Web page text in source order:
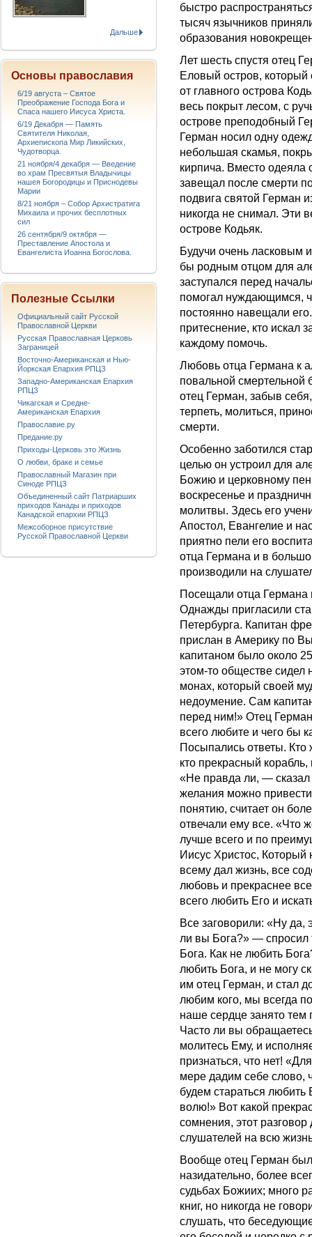
быстро
тысяч язычников
образования
Лет шесть спустя отец
Еловый остров,
от главного острова
весь покрыт лесом, с
острове преподобный
Герман носил одну
небольшая скамья,
кирпича. Вместо одеяла
завещал после смерти
подвига святой Герман
никогда не снимал. Эти
острове Кодьяк.
Будучи очень ласковым
бы родным отцом для
заступался перед
помогал нуждающимся,
постоянно навещали
притеснение, кто искал
каждому помочь.
Любовь отца Германа к
повальной смертельной
отец Герман, забыв
терпеть, молиться,
смерти.
Особенно заботился
целью он устроил для
Божию и церковному
воскресенье и
молитвы. Здесь его
Апостол, Евангелие и
приятно пели его
отца Германа и в
производили на
Посещали отца Германа
Однажды пригласили
Петербурга. Капитан
прислан в Америку по
капитаном было около
этом-то обществе сидел
монах, который своей
недоумение. Сам
перед ним!» Отец
всего любите и чего бы
Посыпались ответы. Кто
кто прекрасный
«Не правда ли, —
желания можно привести
понятию, считает он
отвечали ему все. «Что
лучше всего и по
Иисус Христос, Который
всему дал жизнь, все
любовь и прекраснее
всего любить Его и
Все заговорили: «Ну да,
ли вы Бога?» — спросил
Бога. Как не любить
любить Бога, и не могу
им отец Герман, и стал
любим кого, мы всегда
наше сердце занято тем
Часто ли вы
молитесь Ему, и
признаться, что нет!
мере дадим себе слово,
будем стараться
волю!» Вот какой
сомнения, этот
слушателей на всю
Вообще отец Герман
назидательно, более
судьбах Божиих; много
книг, но никогда не
слушать, что
Дальше
Основы православия
6/19 августа – Святое
Преображение Господа Бога и
Спаса нашего Иисуса Христа.
6/19 Декабря — Память
Святителя Николая,
Архиепископа Мир Ликийских,
Чудотворца.
21 ноября/4 декабря — Введение
во храм Пресвятыя Владычицы
нашея Богородицы и Приснодевы
Марии
8/21 ноября – Собор Архистратига
Михаила и прочих бесплотных
сил
26 сентября/9 октября —
Преставление Апостола и
Евангелиста Иоанна Богослова.
Полезные Ссылки
Официальный сайт Русской
Православной Церкви
Русская Православная Церковь
Заграницей
Восточно-Американская и Нью-
Йоркская Епархия РПЦЗ
Западно-Американская Епархия
РПЦЗ
Чикагская и Средне-
Американская Епархия
Православие.ру
Предание.ру
Приходы-Церковь это Жизнь
О любви, браке и семье
Православный Магазин при
Синоде РПЦЗ
Объединенный сайт Патриарших
приходов Канады и приходов
Канадской епархии РПЦЗ
Межсоборное присутствие
Русской Православной Церкви